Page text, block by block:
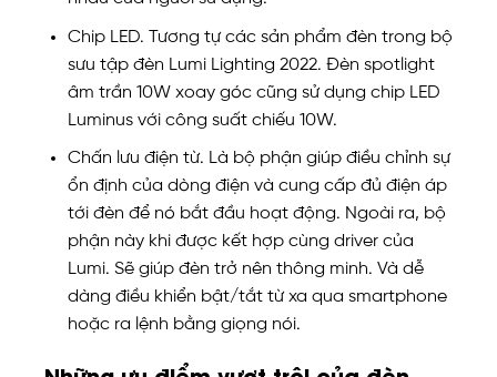
Chip LED. Tương tự các sản phẩm đèn trong bộ
sưu tập đèn Lumi Lighting 2022. Đèn spotlight
âm trần 10W xoay góc cũng sử dụng chip LED
Luminus với công suất chiếu 10W.
Chấn lưu điện từ. Là bộ phận giúp điều chỉnh sự
ổn định của dòng điện và cung cấp đủ điện áp
tới đèn để nó bắt đầu hoạt động. Ngoài ra, bộ
phận này khi được kết hợp cùng driver của
Lumi. Sẽ giúp đèn trở nên thông minh. Và dễ
dàng điều khiển bật/tắt từ xa qua smartphone
hoặc ra lệnh bằng giọng nói.